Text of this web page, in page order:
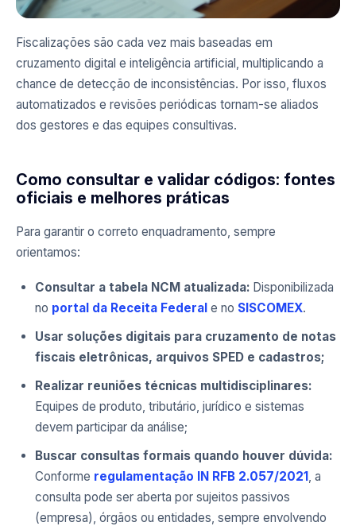
Fiscalizações são cada vez mais baseadas em
cruzamento digital e inteligência artificial, multiplicando a
chance de detecção de inconsistências. Por isso, fluxos
automatizados e revisões periódicas tornam-se aliados
dos gestores e das equipes consultivas.
Como consultar e validar códigos: fontes
oficiais e melhores práticas
Para garantir o correto enquadramento, sempre
orientamos:
Consultar a tabela NCM atualizada: Disponibilizada
no portal da Receita Federal e no SISCOMEX.
Usar soluções digitais para cruzamento de notas
fiscais eletrônicas, arquivos SPED e cadastros;
Realizar reuniões técnicas multidisciplinares:
Equipes de produto, tributário, jurídico e sistemas
devem participar da análise;
Buscar consultas formais quando houver dúvida:
Conforme regulamentação IN RFB 2.057/2021 , a
consulta pode ser aberta por sujeitos passivos
(empresa), órgãos ou entidades, sempre envolvendo